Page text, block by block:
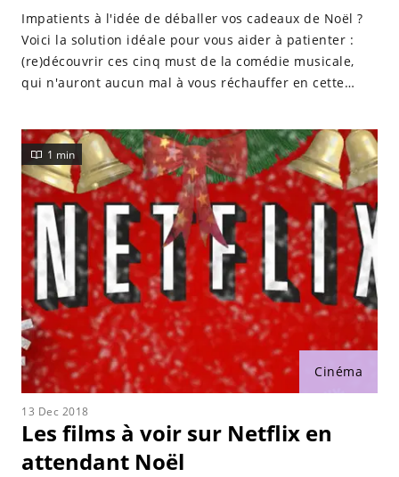
Impatients à l'idée de déballer vos cadeaux de Noël ?
Voici la solution idéale pour vous aider à patienter :
(re)découvrir ces cinq must de la comédie musicale,
qui n'auront aucun mal à vous réchauffer en cette
Cinéma
1 min
13 Dec 2018
Les films à voir sur Netflix en
attendant Noël